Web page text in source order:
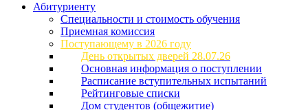
Абитуриенту
Специальности и стоимость обучения
Приемная комиссия
Поступающему в 2026 году
День открытых дверей 28.07.26
Основная информация о поступлении
Расписание вступительных испытаний
Рейтинговые списки
Дом студентов (общежитие)